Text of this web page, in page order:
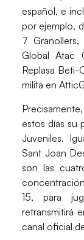
español, e
por ejemplo,
7 Granollers,
Global Atac
Replasa
milita en
Precisamente,
estos días su
Juveniles.
Sant Joan
son las
15,para
retransmitirá
canal oficial